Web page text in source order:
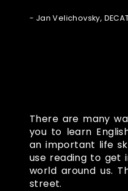
- Jan Velichovsky,
There are many
you to learn
an important life
use reading to get
world around us.
street.